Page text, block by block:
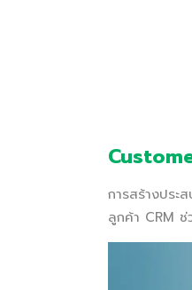
การสร้างปร
ลูกค้า CRM ช่